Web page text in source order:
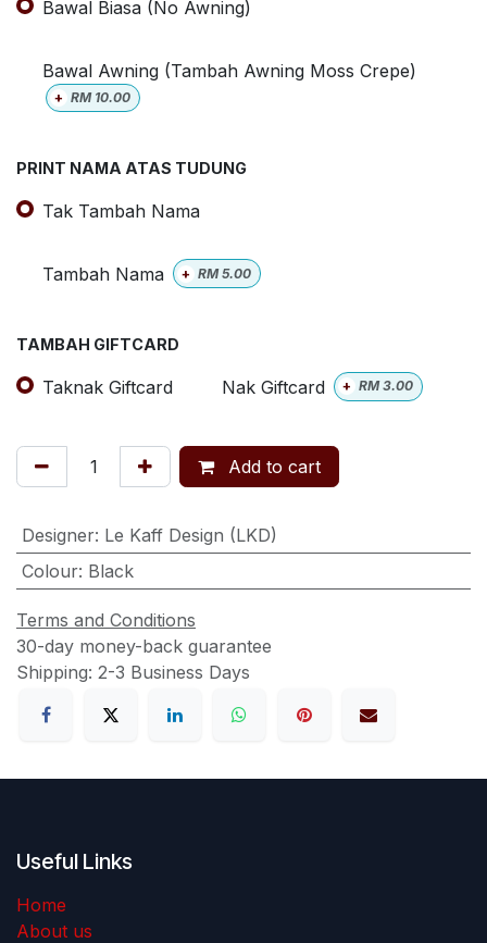
Bawal Biasa (No Awning)
Bawal Awning (Tambah Awning Moss Crepe)
+ RM 10.00
PRINT NAMA ATAS TUDUNG
Tak Tambah Nama
Tambah Nama + RM5.00
TAMBAH GIFTCARD
Taknak Giftcard Nak Giftcard + RM3.00
Add to cart
Designer: Le Kaff Design (LKD)
Colour: Black
Terms and Conditions
30-day money-back guarantee
Shipping: 2-3 Business Days
Useful Links
Home
About us